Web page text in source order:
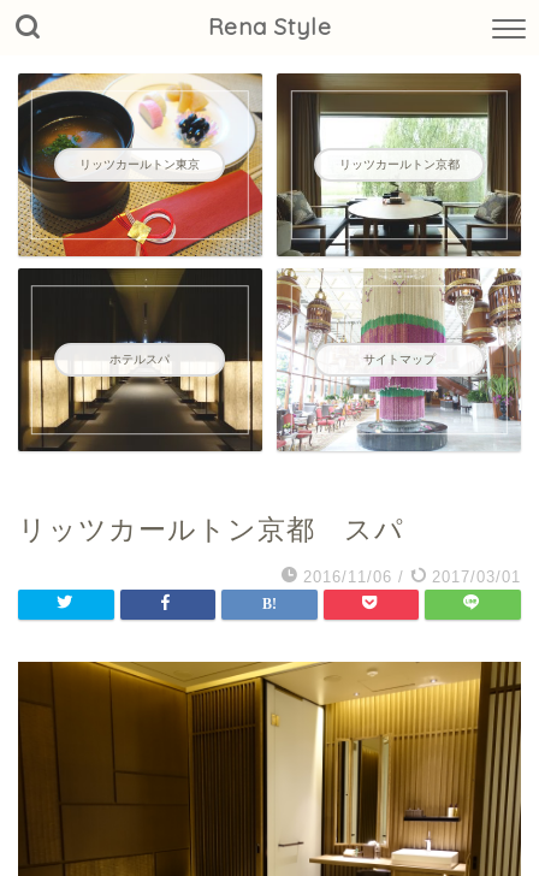
Rena Style
リッツカールトン東京 リッツカールトン京都
ホテルスパ サイトマップ
リッツカールトン京都 スパ
2016/11/06 / 2017/03/01